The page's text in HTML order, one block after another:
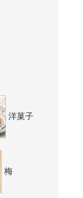
洋菓子
梅